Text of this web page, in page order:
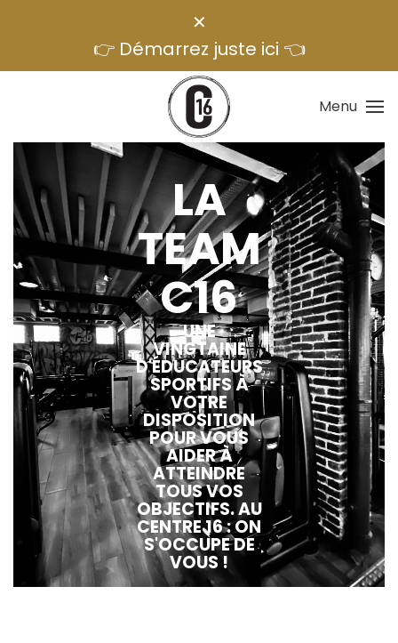
✕
👉 Démarrez juste ici 👈
Menu
LA
TEAM
C16
UNE
VINGTAINE
D'ÉDUCATEURS
SPORTIFS À
VOTRE
DISPOSITION
POUR VOUS
AIDER À
ATTEINDRE
TOUS VOS
OBJECTIFS. AU
CENTRE 16 : ON
S'OCCUPE DE
VOUS !